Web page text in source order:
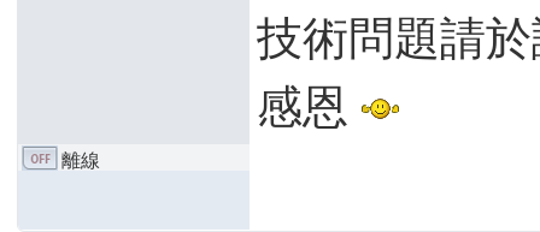
技術問題請
感恩
離線